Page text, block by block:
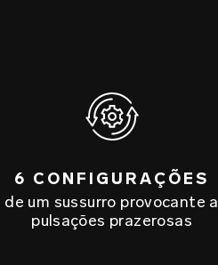
6 CONFIGURAÇÕES
de um sussurro provocante a
pulsações prazerosas